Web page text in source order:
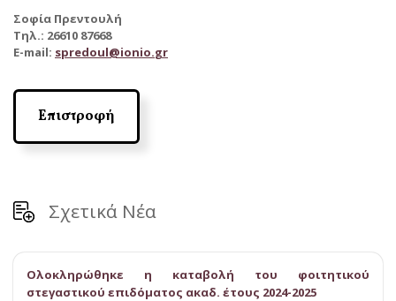
Σοφία Πρεντουλή
Τηλ.: 26610 87668
E-mail: spredoul@ionio.gr
Επιστροφή
Σχετικά Νέα
Ολοκληρώθηκε η καταβολή του φοιτητικού
στεγαστικού επιδόματος ακαδ. έτους 2024-2025